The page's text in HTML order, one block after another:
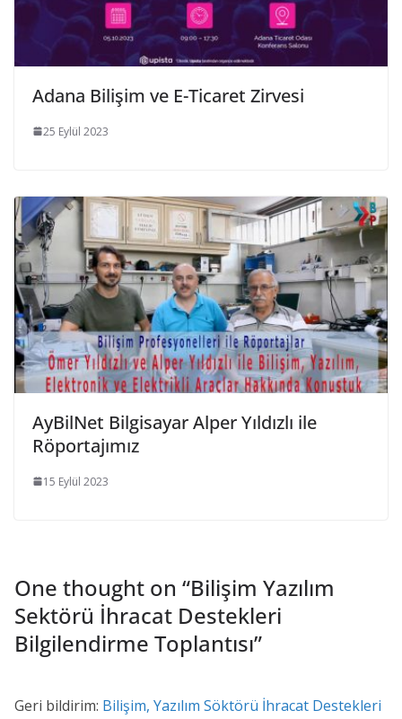
Adana Bilişim ve E-Ticaret Zirvesi
25 Eylül 2023
AyBilNet Bilgisayar Alper Yıldızlı ile
Röportajımız
15 Eylül 2023
One thought on “Bilişim Yazılım
Sektörü İhracat Destekleri
Bilgilendirme Toplantısı”
Geri bildirim: Bilişim, Yazılım Söktörü İhracat Destekleri